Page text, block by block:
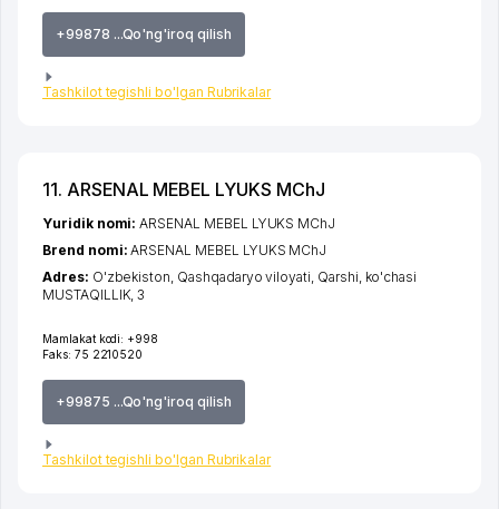
+99878 ...Qo'ng'iroq qilish
Tashkilot tegishli bo'lgan Rubrikalar
11. ARSENAL MEBEL LYUKS MChJ
Mamlakat kodi: +998
Faks: 75 2210520
+99875 ...Qo'ng'iroq qilish
Tashkilot tegishli bo'lgan Rubrikalar
Yuridik nomi:ARSENAL MEBEL LYUKS MChJ
Brend nomi:ARSENAL MEBEL LYUKS MChJ
Adres: O'zbekiston, Qashqadaryo viloyati, Qarshi, ko'chasi
MUSTAQILLIK, 3